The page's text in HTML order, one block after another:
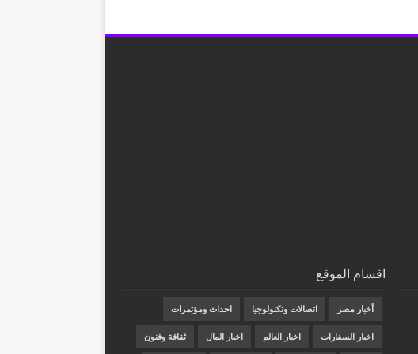
اقسام الموقع
أخبار مصر اتصالات وتكنولوجيا احداث ومؤتمرات
اخبار السفارات اخبار العالم اخبار المال ثقافة وفنون